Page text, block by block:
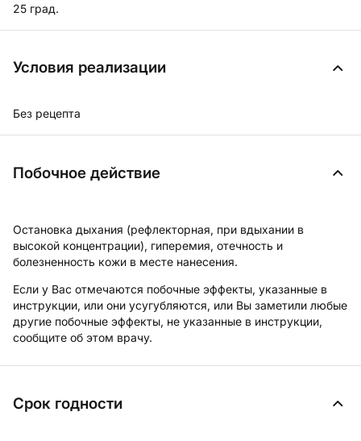
25 град.
Условия реализации
Без рецепта
Побочное действие
Остановка дыхания (рефлекторная, при вдыхании в
высокой концентрации), гиперемия, отечность и
болезненность кожи в месте нанесения.
Если у Вас отмечаются побочные эффекты, указанные в
инструкции, или они усугубляются, или Вы заметили любые
другие побочные эффекты, не указанные в инструкции,
сообщите об этом врачу.
Срок годности